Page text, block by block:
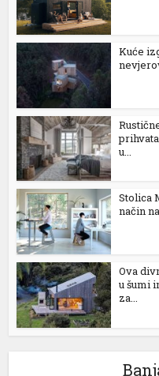
Kuće
u...
Stolica
način
Ova
u šumi
za...